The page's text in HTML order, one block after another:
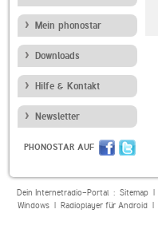
Mein phonostar
Downloads
Hilfe & Kontakt
Newsletter
PHONOSTAR AUF
Klassik Radio
Dein Internetradio-Portal : Sitemap|
Windows| Radioplayer für Android|